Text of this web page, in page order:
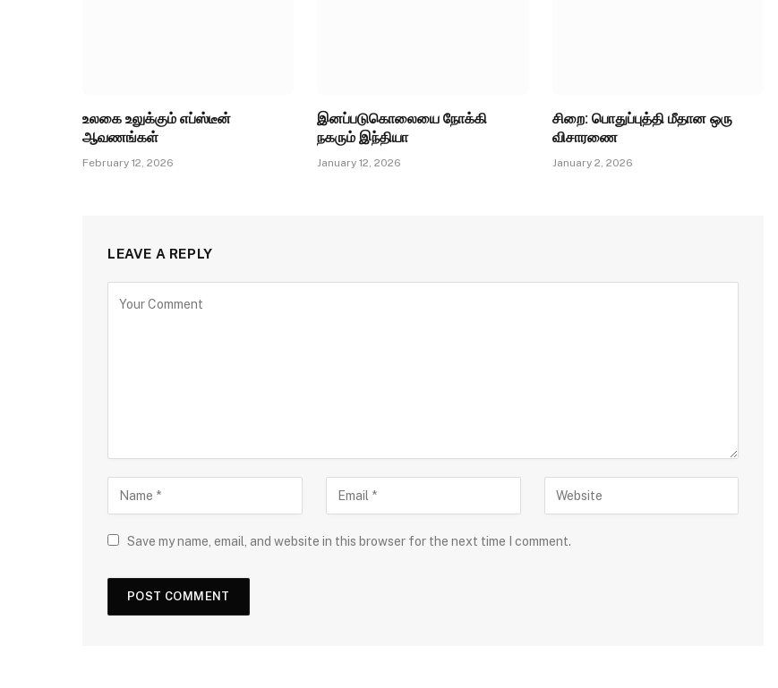
உலகை உலுக்கும் எப்ஸ்டீன்
ஆவணங்கள்
February 12, 2026
இனப்படுகொலையை நோக்கி
நகரும் இந்தியா
January 12, 2026
சிறை: பொதுப்புத்தி மீதான ஒரு
விசாரணை
January 2, 2026
LEAVE A REPLY
Save my name, email, and website in this browser for the next time I comment.